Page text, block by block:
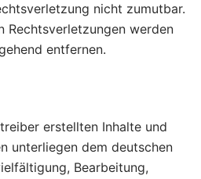
nicht zumutbar.
Rechtsverletzungen werden
entfernen.
erstellten Inhalte und
unterliegen dem deutschen
Bearbeitung,